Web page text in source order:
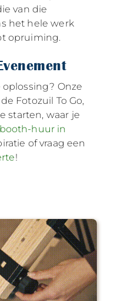
van die
het hele werk
opruiming.
Onze
Fotozuil To Go,
starten, waar je
huur in
of vraag een
!